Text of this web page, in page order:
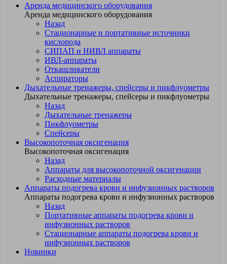
Аренда медицинского оборудования
Аренда медицинского оборудования
Назад
Стационарные и портативные источники
кислорода
СИПАП и НИВЛ аппараты
ИВЛ-аппараты
Откашливатели
Аспираторы
Дыхательные тренажеры, спейсеры и пикфлуометры
Дыхательные тренажеры, спейсеры и пикфлуометры
Назад
Дыхательные тренажеры
Пикфлуометры
Спейсеры
Высокопоточная оксигенация
Высокопоточная оксигенация
Назад
Аппараты для высокопоточной оксигенации
Расходные материалы
Аппараты подогрева крови и инфузионных растворов
Аппараты подогрева крови и инфузионных растворов
Назад
Портативные аппараты подогрева крови и
инфузионных растворов
Стационарные аппараты подогрева крови и
инфузионных растворов
Новинки